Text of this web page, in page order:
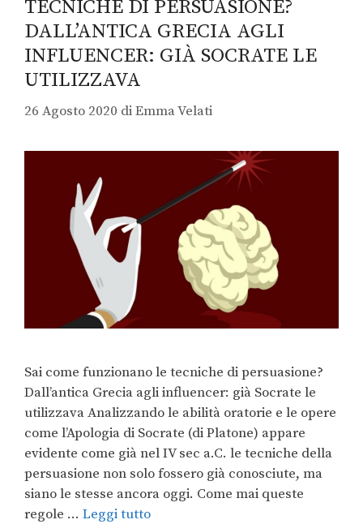
TECNICHE DI PERSUASIONE?
DALL’ANTICA GRECIA AGLI
INFLUENCER: GIÀ SOCRATE LE
UTILIZZAVA
26 Agosto 2020 diEmma Velati
Sai come funzionano le tecniche di persuasione?
Dall’antica Grecia agli influencer: già Socrate le
utilizzava Analizzando le abilità oratorie e le opere
come l’Apologia di Socrate (di Platone) appare
evidente come già nel IV sec a.C. le tecniche della
persuasione non solo fossero già conosciute, ma
siano le stesse ancora oggi. Come mai queste
regole … Leggi tutto